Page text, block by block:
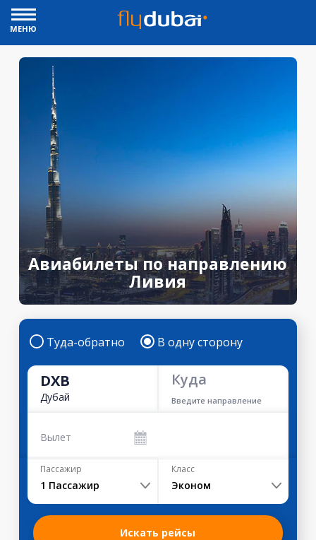
МЕНЮ
Авиабилеты по направлению
Ливия
Туда-обратно В одну сторону
DXB
Дубай
Куда
Введите направление
Вылет
Пассажир
1 Пассажир
Класс
Эконом
Искать рейсы